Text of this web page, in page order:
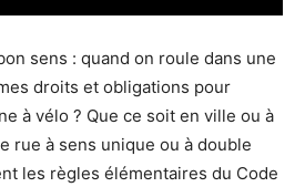
sens : quand on roule dans une
droits et obligations pour
à vélo ? Que ce soit en ville ou à
rue à sens unique ou à double
les règles élémentaires du Code